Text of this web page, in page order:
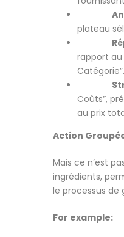
plateau
rapport au
Catégorie”.
Coûts”,
au prix
Action
Mais ce n’est
ingrédients,
le processus de
For example: